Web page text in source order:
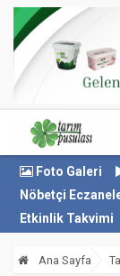
Foto Galeri
Nöbetçi
Etkinlik Takvimi
Ana Sayfa